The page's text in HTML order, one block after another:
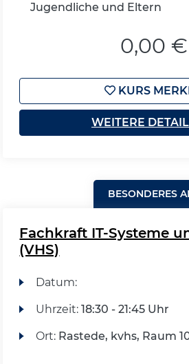
Jugendliche und Eltern
0,00 €
KURS
WEITERE
BESONDERES
Fachkraft IT-Systeme
(VHS)
Datum:
Uhrzeit: 18:30 - 21:45 Uhr
Ort: Rastede, kvhs, Raum